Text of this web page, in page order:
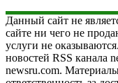
Данный сайт не
сайте ни чего не
услуги не
новостей RSS канала
newsru.com.